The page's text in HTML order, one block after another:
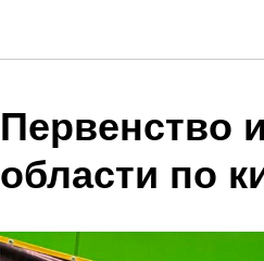
Первенство
области по